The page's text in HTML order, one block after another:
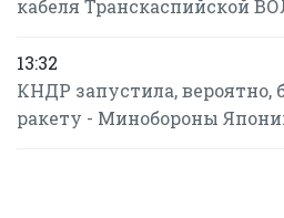
кабеля Транскаспийской
13:32
КНДР запустила, вероятно,
ракету - Минобороны